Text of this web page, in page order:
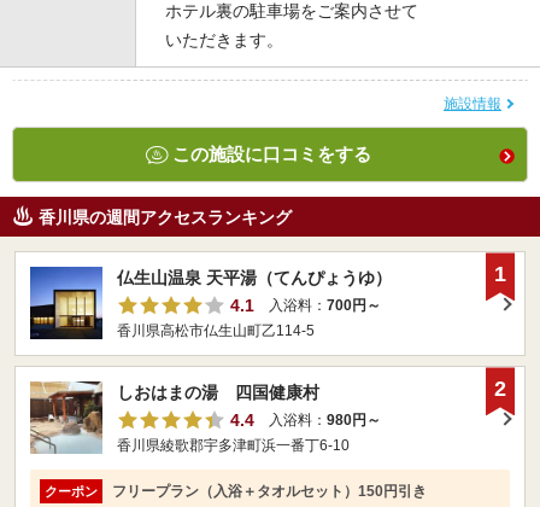
ホテル裏の駐車場をご案内させて
いただきます。
施設情報
この施設に口コミをする
香川県の週間アクセスランキング
仏生山温泉 天平湯（てんぴょうゆ）
4.1
入浴料： 700円～
香川県高松市仏生山町乙114-5
1
しおはまの湯 四国健康村
4.4
入浴料： 980円～
香川県綾歌郡宇多津町浜一番丁6-10
クーポン フリープラン（入浴＋タオルセット）150円引き
2